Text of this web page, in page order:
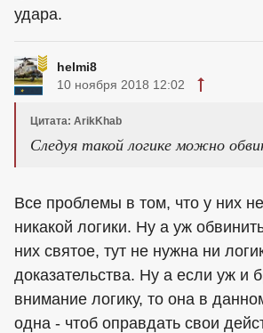
удара.
helmi8
10 ноября 2018 12:02
Цитата: ArikKhab
Следуя такой логике можно
Все проблемы в том, что у них
никакой логики. Ну а уж
них святое, тут не нужна ни
доказательства. Ну а если уж и
внимание логику, то она в
одна - чтоб оправдать свои